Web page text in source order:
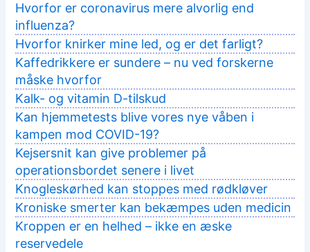
Hvorfor er coronavirus mere alvorlig end
influenza?
Hvorfor knirker mine led, og er det farligt?
Kaffedrikkere er sundere – nu ved forskerne
måske hvorfor
Kalk- og vitamin D-tilskud
Kan hjemmetests blive vores nye våben i
kampen mod COVID-19?
Kejsersnit kan give problemer på
operationsbordet senere i livet
Knogleskørhed kan stoppes med rødkløver
Kroniske smerter kan bekæmpes uden medicin
Kroppen er en helhed – ikke en æske
reservedele